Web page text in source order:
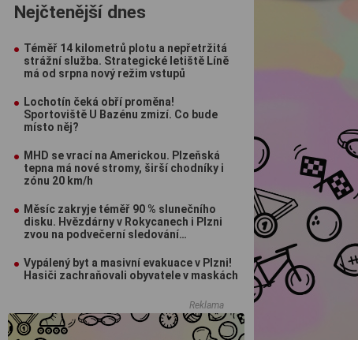
Nejčtenější dnes
Téměř 14 kilometrů plotu a nepřetržitá
strážní služba. Strategické letiště Líně
má od srpna nový režim vstupů
Lochotín čeká obří proměna!
Sportoviště U Bazénu zmizí. Co bude
místo něj?
MHD se vrací na Americkou. Plzeňská
tepna má nové stromy, širší chodníky i
zónu 20 km/h
Měsíc zakryje téměř 90 % slunečního
disku. Hvězdárny v Rokycanech i Plzni
zvou na podvečerní sledování
Vypálený byt a masivní evakuace v Plzni!
Hasiči zachraňovali obyvatele v maskách
Reklama